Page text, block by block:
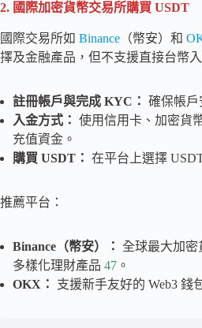
2. 國際加密貨幣交易所購買 USDT
國際交易所如 Binance （幣安）和
擇及金融產品，但不支援直接台幣
註冊帳戶與完成 KYC： 確保帳戶
入金方式： 使用信用卡、加密貨
充值資金。
購買 USDT： 在平台上選擇
推薦平台：
Binance（幣安）： 全球最大加密
多樣化理財產品 47 。
OKX：
支援新手友好的 Web3 錢